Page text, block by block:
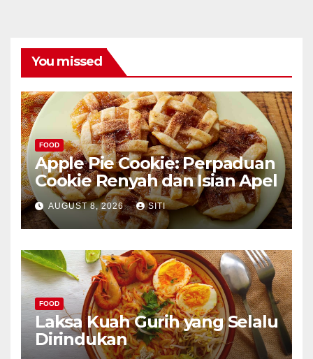
You missed
FOOD
Apple Pie Cookie: Perpaduan
Cookie Renyah dan Isian Apel
AUGUST 8, 2026 SITI
FOOD
Laksa Kuah Gurih yang Selalu
Dirindukan